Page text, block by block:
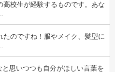
校生が経験するものです。あな
のですね！服やメイク、髪型に
思いつつも自分がほしい言葉を